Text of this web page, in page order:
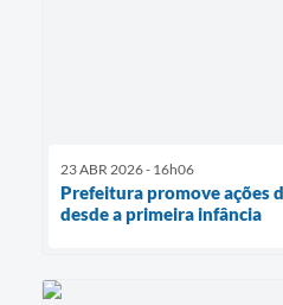
23 ABR 2026 - 16h06
Prefeitura promove ações
desde a primeira infância